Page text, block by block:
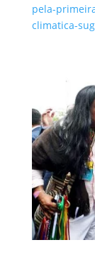
pela-
climatica-